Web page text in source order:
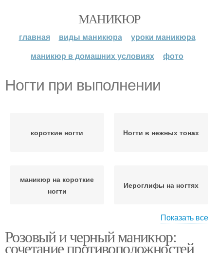
МАНИКЮР
главная виды маникюра
уроки маникюра
маникюр в домашних условиях
фото
Ногти при выполнении
короткие ногти Ногти в нежных тонах
маникюр на короткие
ногти
Иероглифы на ногтях
Символы на ногти Гель-лак на ногти
Показать все
Розовый и черный маникюр:
сочетание противоположностей